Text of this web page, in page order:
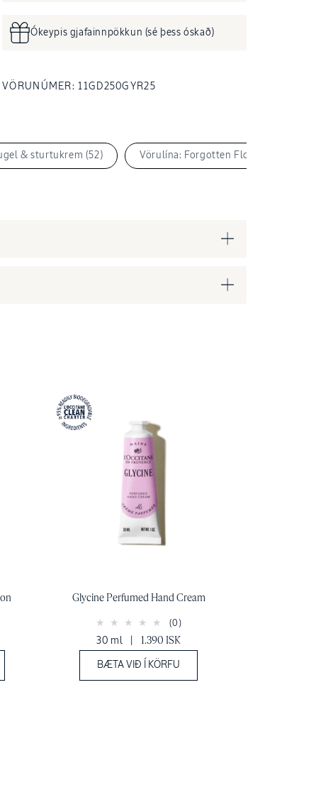
Ókeypis gjafainnpökkun (sé þess óskað)
VÖRUNÚMER: VÖRUNÚMER:
11GD250GYR25
& sturtukrem (52) Vörulína: Forgotten Flowers (28)
Glycine Perfumed Hand Cream
(0)
30 ml 1.390 ISK
BÆTA VIÐ Í KÖRFU